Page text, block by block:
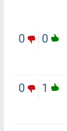
0
0
1
0